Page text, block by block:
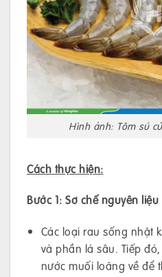
Hình ảnh: Tôm sú
Cách thực hiện:
Bước 1: Sơ chế nguyên liệu
Các loại rau sống nhặt
và phần lá sâu. Tiếp
nước muối loãng về để